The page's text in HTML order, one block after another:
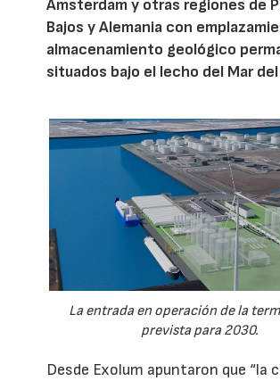
Ámsterdam y otras regiones de
Bajos y Alemania con
almacenamiento geológico
situados bajo el lecho del Mar
La entrada en operación de la
prevista para 2030.
Desde Exolum apuntaron que “la